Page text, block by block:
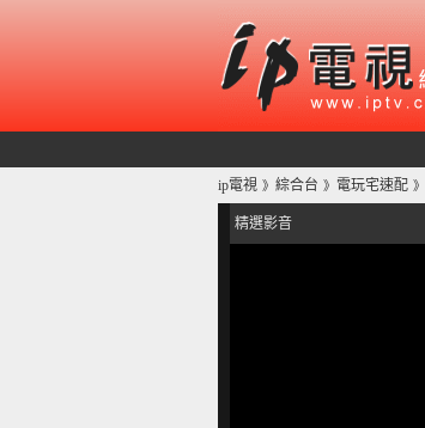
ip電視 》 綜合台 》 電玩宅速配 》
精選影音